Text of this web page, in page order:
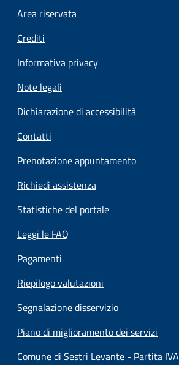
Footer menu
Area riservata
Crediti
Informativa privacy
Note legali
Dichiarazione di accessibilità
Contatti
Prenotazione appuntamento
Richiedi assistenza
Statistiche del portale
Leggi le FAQ
Pagamenti
Riepilogo valutazioni
Segnalazione disservizio
Piano di miglioramento dei servizi
Comune di Sestri Levante - Partita IVA